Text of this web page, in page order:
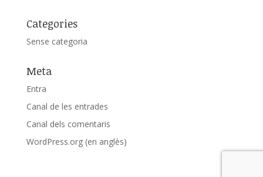
Categories
Sense categoria
Meta
Entra
Canal de les entrades
Canal dels comentaris
WordPress.org (en anglès)